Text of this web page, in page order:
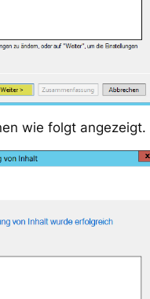
wie folgt angezeigt.